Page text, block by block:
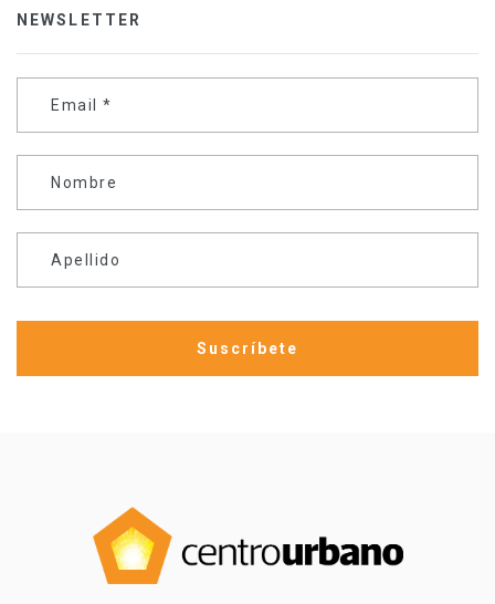
NEWSLETTER
Email *
Nombre
Apellido